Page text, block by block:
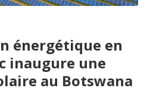
énergétique en
inaugure une
au Botswana